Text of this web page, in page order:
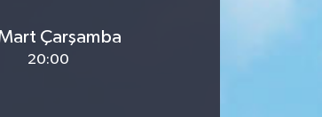
Çarşamba
20:00